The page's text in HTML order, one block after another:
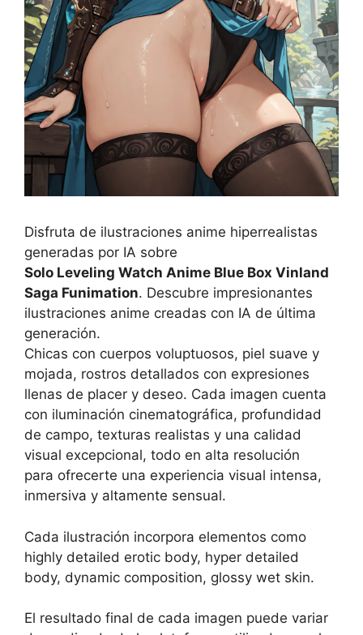
Disfruta de ilustraciones anime hiperrealistas
generadas por IA sobre
Solo Leveling Watch Anime Blue Box Vinland
Saga Funimation. Descubre impresionantes
ilustraciones anime creadas con IA de última
generación.
Chicas con cuerpos voluptuosos, piel suave y
mojada, rostros detallados con expresiones
llenas de placer y deseo. Cada imagen cuenta
con iluminación cinematográfica, profundidad
de campo, texturas realistas y una calidad
visual excepcional, todo en alta resolución
para ofrecerte una experiencia visual intensa,
inmersiva y altamente sensual.
Cada ilustración incorpora elementos como
highly detailed erotic body, hyper detailed
body, dynamic composition, glossy wet skin.
El resultado final de cada imagen puede variar